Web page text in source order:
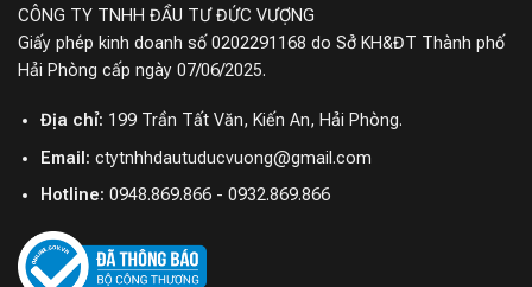
Hiệu suất mạnh mẽ, bảo vệ sức khỏe
Động cơ 5 biến tần cao cấp
CÔNG TY TNHH ĐẦU TƯ ĐỨC VƯỢNG
Giấy phép kinh doanh số 0202291168 do Sở KH&ĐT Thành phố
Hải Phòng cấp ngày 07/06/2025.
Địa chỉ: 199 Trần Tất Văn, Kiến An, Hải Phòng.
Email: ctytnhhdautuducvuong@gmail.com
Hotline: 0948.869.866 - 0932.869.866